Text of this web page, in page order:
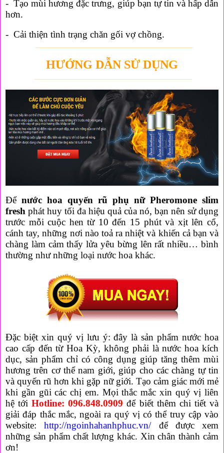
- Tạo mùi hương đặc trưng, giúp bạn tự tin và hấp dẫn
hơn.
- Cải thiện tình trạng chăn gối vợ chồng.
HƯỚNG DẪN SỬ DỤNG
Để nước hoa quyến rũ phụ nữ Pheromone slim
fresh phát huy tối đa hiệu quả của nó, bạn nên sử dụng
trước mỗi cuộc hen từ 10 đến 15 phút và xịt lên cổ,
cánh tay, những nơi nào toả ra nhiệt và khiến cả bạn và
chàng làm cảm thấy lửa yêu bừng lên rất nhiều… bình
thường như những loại nước hoa khác.
Đặc biệt xin quý vị lưu ý: đây là sản phẩm nước hoa
cao cấp đến từ Hoa Kỳ, không phải là nước hoa kích
dục, sản phẩm chỉ có công dụng giúp tăng thêm mùi
hương trên cơ thể nam giới, giúp cho các chàng tự tin
và quyến rũ hơn khi gặp nữ giới. Tạo cảm giác mới mẻ
khi gần gũi các chị em. Mọi thắc mắc xin quý vị liên
hệ tớiHotline: 096.848.0909 để biết thêm chi tiết và
giải đáp thắc mắc, ngoài ra quý vị có thể truy cập vào
website:http://ngoinhahanhphuc.vn/để được xem
những sản phẩm chất lượng khác. Xin chân thành cảm
ơn!